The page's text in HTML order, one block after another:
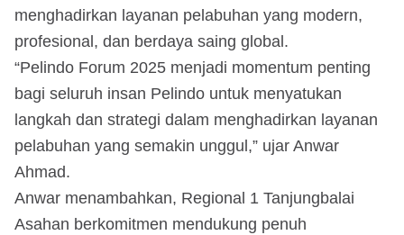
menghadirkan layanan pelabuhan yang modern,
profesional, dan berdaya saing global.
“Pelindo Forum 2025 menjadi momentum penting
bagi seluruh insan Pelindo untuk menyatukan
langkah dan strategi dalam menghadirkan layanan
pelabuhan yang semakin unggul,” ujar Anwar
Ahmad.
Anwar menambahkan, Regional 1 Tanjungbalai
Asahan berkomitmen mendukung penuh